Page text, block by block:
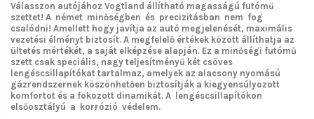
Válasszon autójához Vogtland állítható magasságú futómű
szettet! A német minőségben és precizitásban nem fog
csalódni! Amellett hogy javítja az autó megjelenését, maximális
vezetési élményt biztosít. A megfelelő értékek között állíthatja az
ültetés mértékét, a saját elképzése alapján. Ez a minőségi futómű
szett csak speciális, nagy teljesítményű két csöves
lengéscsillapítókat tartalmaz, amelyek az alacsony nyomású
gázrendszernek köszönhetően biztosítják a kiegyensúlyozott
komfortot és a fokozott dinamikát. A lengéscsillapítókon
elsőosztályú a korrózió védelem.